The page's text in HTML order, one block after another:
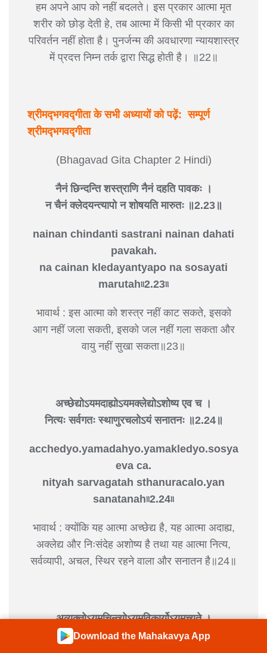
हम अपने आप को नहीं बदलते। इस प्रकार आत्मा मृत
शरीर को छोड़ देती हे, तब आत्मा में किसी भी प्रकार का
परिवर्तन नहीं होता है। पुनर्जन्म की अवधारणा न्यायशास्त्र
में प्रदत्त निम्न तर्क द्वारा सिद्ध होती है। ॥22॥
श्रीमद्‍भगवद्‍गीता के सभी अध्यायों को पढ़ें: सम्पूर्ण
श्रीमद्‍भगवद्‍गीता
(Bhagavad Gita Chapter 2 Hindi)
नैनं छिन्दन्ति शस्त्राणि नैनं दहति पावकः ।
न चैनं क्लेदयन्त्यापो न शोषयति मारुतः ॥2.23॥
nainan chindanti sastrani nainan dahati
pavakah.
na cainan kledayantyapo na sosayati
marutah৷৷2.23৷৷
भावार्थ : इस आत्मा को शस्त्र नहीं काट सकते, इसको
आग नहीं जला सकती, इसको जल नहीं गला सकता और
वायु नहीं सुखा सकता॥23॥
अच्छेद्योऽयमदाह्योऽयमक्लेद्योऽशोष्य एव च ।
नित्यः सर्वगतः स्थाणुरचलोऽयं सनातनः ॥2.24॥
acchedyo.yamadahyo.yamakledyo.sosya
eva ca.
nityah sarvagatah sthanuracalo.yan
sanatanah৷৷2.24৷৷
भावार्थ : क्योंकि यह आत्मा अच्छेद्य है, यह आत्मा अदाह्य,
अक्लेद्य और निःसंदेह अशोष्य है तथा यह आत्मा नित्य,
सर्वव्यापी, अचल, स्थिर रहने वाला और सनातन है॥24॥
अव्यक्तोऽयमचिन्त्योऽयमविकार्योऽयमुच्यते ।
तस्मादेवं विदित्वैनं नानुशोचितुमर्हसि॥2.25॥
Download the Mahakavya App